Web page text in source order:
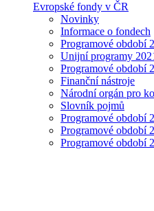
Evropské fondy v ČR
Novinky
Informace o fondech
Programové období
Unijní programy
Programové období
Finanční nástroje
Národní orgán pro
Slovník pojmů
Programové období
Programové období
Programové období